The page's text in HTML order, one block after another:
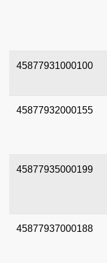
45877931000100
45877932000155
45877935000199
45877937000188